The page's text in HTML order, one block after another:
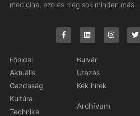
medicina, ezo és még sok minden más…
Főoldal
Aktuális
Gazdaság
Kultúra
Technika
Bulvár
Utazás
Kék hírek
Archívum